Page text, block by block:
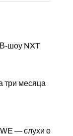
шоу NXT
три месяца
— слухи о